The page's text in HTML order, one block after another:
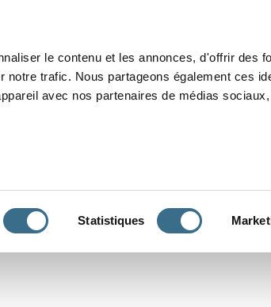
le contenu et les annonces, d'offrir des
trafic. Nous partageons également ces
avec nos partenaires de médias
Statistiques